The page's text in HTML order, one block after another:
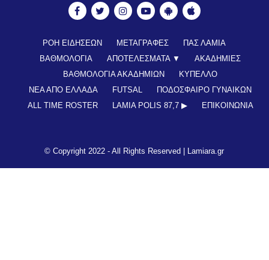
ΡΟΗ ΕΙΔΗΣΕΩΝ ΜΕΤΑΓΡΑΦΕΣ
ΠΑΣ ΛΑΜΙΑ
ΒΑΘΜΟΛΟΓΙΑ
ΑΠΟΤΕΛΕΣΜΑΤΑ ▼
ΑΚΑΔΗΜΙΕΣ
ΒΑΘΜΟΛΟΓΙΑ ΑΚΑΔΗΜΙΩΝ
ΚΥΠΕΛΛΟ
ΝΕΑ ΑΠΟ ΕΛΛΑΔΑ
FUTSAL
ΠΟΔΟΣΦΑΙΡΟ ΓΥΝΑΙΚΩΝ
ALL TIME ROSTER
LAMIA POLIS 87,7 ▶︎ ΕΠΙΚΟΙΝΩΝΊΑ
© Copyright 2022 - All Rights Reserved | Lamiara.gr